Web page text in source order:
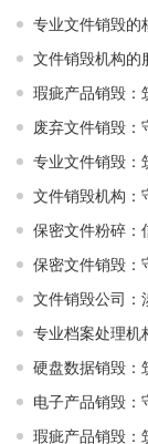
专业文件销毁的
文件销毁机构的
瑕疵产品销毁：
废弃文件销毁：
专业文件销毁：
文件销毁机构：
保密文件粉碎：
保密文件销毁：
文件销毁公司：
专业档案处理机
硬盘数据销毁：
电子产品销毁：
瑕疵产品销毁：